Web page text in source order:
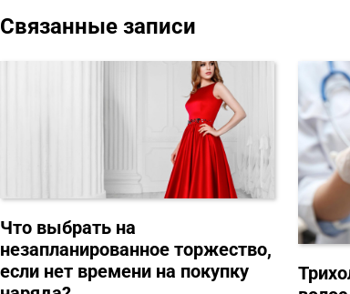
по
Связанные записи
Что выбрать на
незапланированное торжество,
если нет времени на покупку